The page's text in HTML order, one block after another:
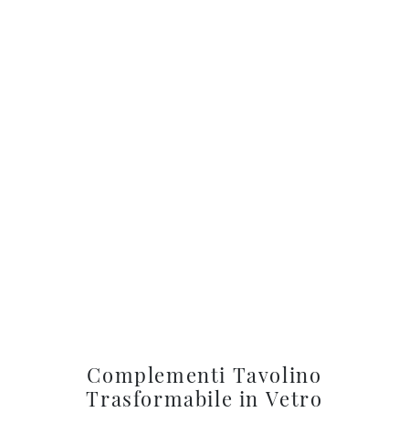
Complementi Tavolino
Trasformabile in Vetro